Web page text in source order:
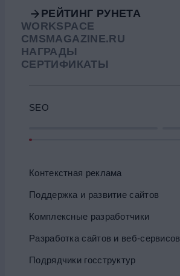
РЕЙТИНГ РУНЕТА
WORKSPACE
CMSMAGAZINE.RU
НАГРАДЫ
СЕРТИФИКАТЫ
SEO
Контекстная реклама
Поддержка и развитие сайтов
Комплексные разработчики
Разработка сайтов и веб-сервисов
Подрядчики госструктур